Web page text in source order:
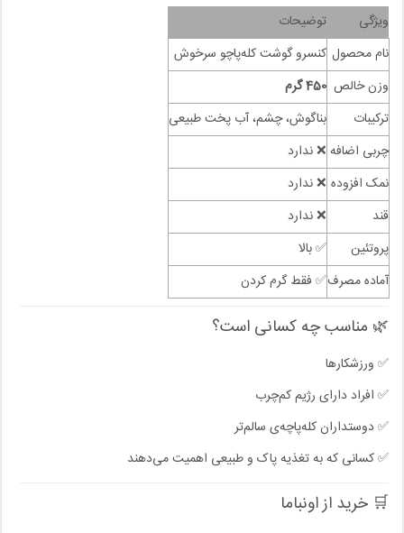
ویژگی
توضیحات
نام محصول کنسرو گوشت کله‌پاچو سرخوش
وزن خالص 450 گرم
ترکیبات
بناگوش، چشم، آب پخت طبیعی
چربی اضافه ❌ ندارد
نمک افزوده ❌ ندارد
قند
❌ ندارد
پروتئین
✅ بالا
آماده مصرف✅ فقط گرم کردن
🌿 مناسب چه کسانی است؟
✅ ورزشکارها
✅ افراد دارای رژیم کم‌چرب
✅ دوستداران کله‌پاچه‌ی سالم‌تر
✅ کسانی که به تغذیه پاک و طبیعی اهمیت می‌دهند
🛒 خرید از اونباما